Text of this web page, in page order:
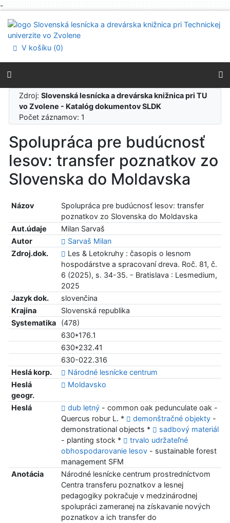
-
Prejsť na menu
Prehlásenie o webovej prístupnosti
V košíku (0)
Zdroj:Slovenská lesnícka a drevárska knižnica pri TU
vo Zvolene - Katalóg dokumentov SLDK
Počet záznamov: 1
Spolupráca pre budúcnosť
lesov: transfer poznatkov zo
Slovenska do Moldavska
Názov
Spolupráca pre budúcnosť lesov: transfer
poznatkov zo Slovenska do Moldavska
Aut.údaje
Milan Sarvaš
Autor
Sarvaš Milan
Zdroj.dok.
Les & Letokruhy : časopis o lesnom
hospodárstve a spracovaní dreva. Roč. 81, č.
6 (2025), s. 34-35. - Bratislava : Lesmedium,
2025
Jazyk dok.
slovenčina
Krajina
Slovenská republika
Systematika
(478)
630*176.1
630*232.41
630-022.316
Heslá korp.
Národné lesnícke centrum
Heslá
geogr.
Moldavsko
Heslá dub letný- common oak pedunculate oak -
Quercus robur L. *
demonštračné objekty-
demonstrational objects *
sadbový materiál
- planting stock *
trvalo udržateľné
obhospodarovanie lesov- sustainable forest
management SFM
Anotácia
Národné lesnícke centrum prostredníctvom
Centra transferu poznatkov a lesnej
pedagogiky pokračuje v medzinárodnej
spolupráci zameranej na získavanie nových
poznatkov a ich transfer do